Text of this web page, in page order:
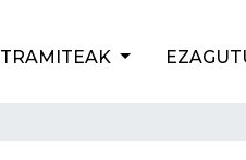
TRAMITEAK